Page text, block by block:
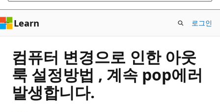
Learn 로그인
컴퓨터 변경으로 인한 아웃
룩 설정방법 , 계속 pop에러
발생합니다.